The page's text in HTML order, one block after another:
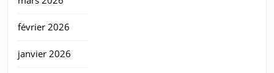
février 2026
janvier 2026